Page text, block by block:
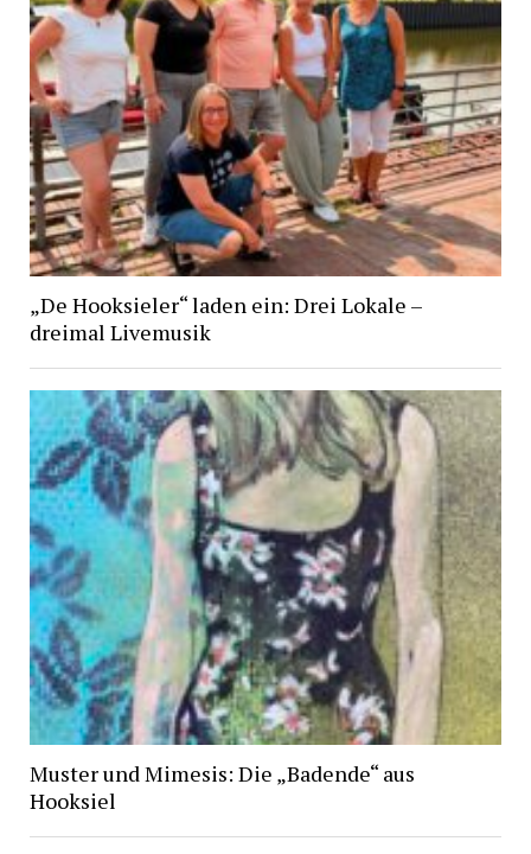
„De Hooksieler“ laden ein: Drei Lokale –
dreimal Livemusik
Muster und Mimesis: Die „Badende“ aus
Hooksiel